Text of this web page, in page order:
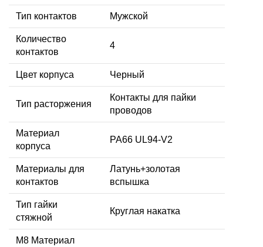
Тип контактов Мужской
Количество
контактов
4
Цвет корпуса Черный
Тип расторжения
Контакты для пайки
проводов
Материал
корпуса
PA66 UL94-V2
Материалы для
контактов
Латунь+золотая
вспышка
Тип гайки
стяжной
Круглая накатка
М8 Материал